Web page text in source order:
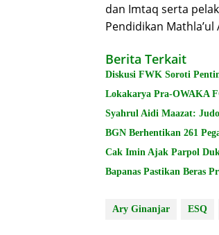
dan Imtaq serta
Pendidikan Mathla’ul
Berita Terkait
Diskusi FWK Soroti
Lokakarya Pra-OWAKA
Syahrul Aidi Maazat:
BGN Berhentikan 261
Cak Imin Ajak Parpol
Bapanas Pastikan Beras
Ary Ginanjar ESQ